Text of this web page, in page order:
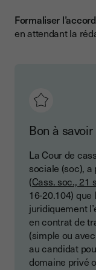
Formaliser
en attendant la
Bon à savoir
La Cour de
sociale (soc),
(Cass. soc., 21
16-20.104) que
juridiquement
en contrat de
(simple ou
au candidat
domaine privé